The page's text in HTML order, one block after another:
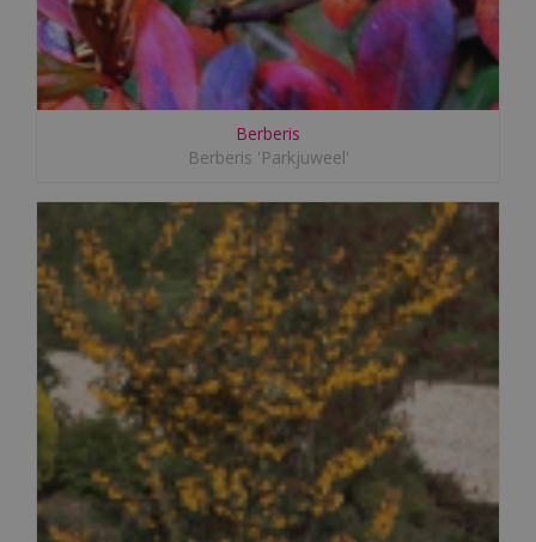
Berberis
Berberis 'Parkjuweel'